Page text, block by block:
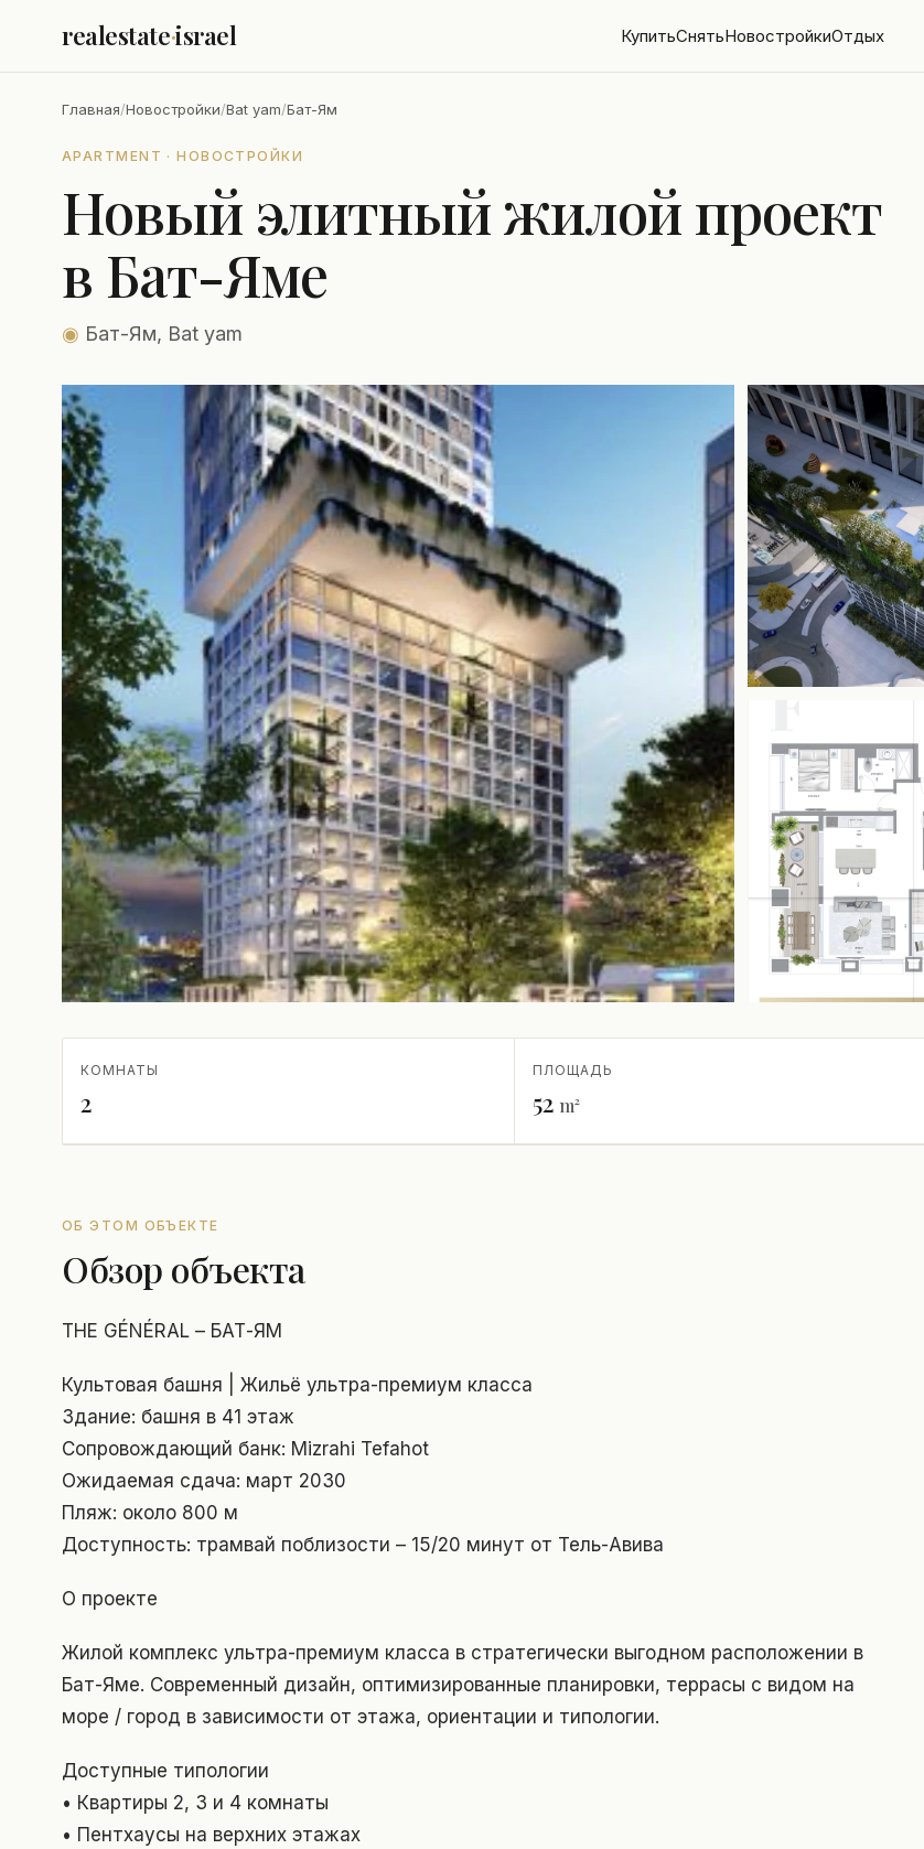
realestate·israel КупитьСнятьНовостройкиОтдых
Главная/Новостройки/Bat yam/Бат-Ям
APARTMENT · НОВОСТРОЙКИ
Новый элитный жилой проект
в Бат-Яме
◉ Бат-Ям, Bat yam
КОМНАТЫ
2
ПЛОЩАДЬ
52 m²
ОБ ЭТОМ ОБЪЕКТЕ
Обзор объекта
THE GÉNÉRAL – БАТ-ЯМ
Культовая башня | Жильё ультра-премиум класса
Здание: башня в 41 этаж
Сопровождающий банк: Mizrahi Tefahot
Ожидаемая сдача: март 2030
Пляж: около 800 м
Доступность: трамвай поблизости – 15/20 минут от Тель-Авива
О проекте
Жилой комплекс ультра-премиум класса в стратегически выгодном расположении в
Бат-Яме. Современный дизайн, оптимизированные планировки, террасы с видом на
море / город в зависимости от этажа, ориентации и типологии.
Доступные типологии
• Квартиры 2, 3 и 4 комнаты
• Пентхаусы на верхних этажах